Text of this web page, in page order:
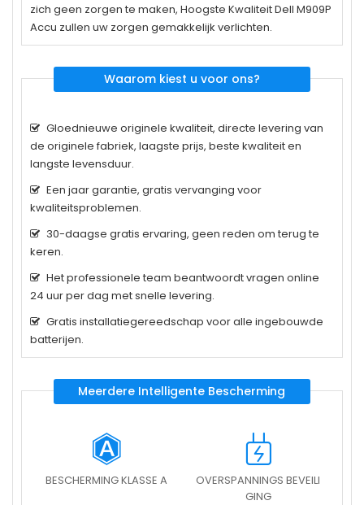
zich geen zorgen te maken, Hoogste Kwaliteit Dell M909P
Accu zullen uw zorgen gemakkelijk verlichten.
Waarom kiest u voor ons?
Gloednieuwe originele kwaliteit, directe levering van
de originele fabriek, laagste prijs, beste kwaliteit en
langste levensduur.
Een jaar garantie, gratis vervanging voor
kwaliteitsproblemen.
30-daagse gratis ervaring, geen reden om terug te
keren.
Het professionele team beantwoordt vragen online
24 uur per dag met snelle levering.
Gratis installatiegereedschap voor alle ingebouwde
batterijen.
Meerdere Intelligente Bescherming
BESCHERMING KLASSE A
OVERSPANNINGS BEVEILI
GING